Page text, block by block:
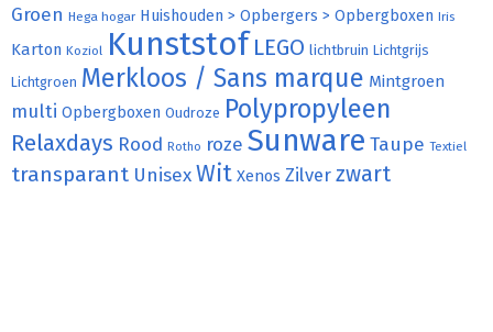
Groen Hega hogar Huishouden > Opbergers > Opbergboxen Iris
Karton Koziol Kunststof LEGO lichtbruin Lichtgrijs
Lichtgroen Merkloos / Sans marque Mintgroen
multi Opbergboxen Oudroze Polypropyleen
Relaxdays Rood Rotho roze Sunware Taupe Textiel
transparant UnisexWit Xenos Zilver zwart